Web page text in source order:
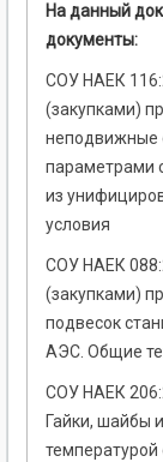
На данный
документы:
СОУ НАЕК
(закупками)
неподвижные
параметрами
из
условия
СОУ НАЕК
(закупками)
подвесок
АЭС. Общие
СОУ НАЕК
Гайки, шайбы
температурой